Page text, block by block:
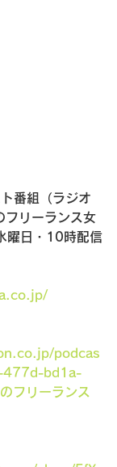
番組（ラジオ
フリーランス女
曜日・10時配信
podcas
bd1a-
リーランス